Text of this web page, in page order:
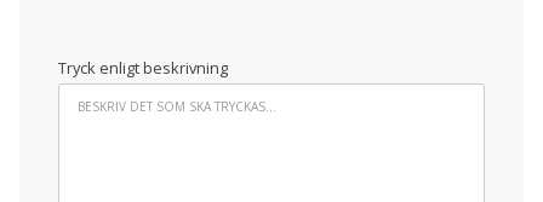
Tryck enligt beskrivning